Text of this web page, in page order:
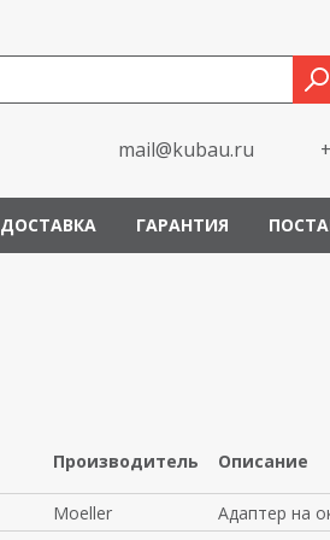
mail@kubau.ru
ДОСТАВКА ГАРАНТИЯ
Производитель Описание
Moeller Адаптер на